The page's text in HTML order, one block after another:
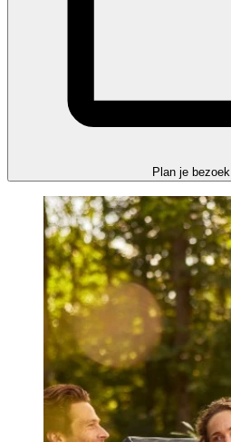
Plan je bezoek